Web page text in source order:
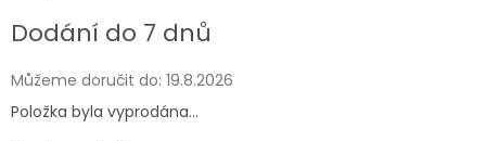
cena:
Dodání do 7 dnů
Můžeme doručit do: 19.8.2026
Položka byla vyprodána…